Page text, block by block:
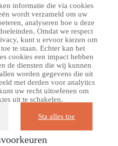
informatie die via cookies
wordt verzameld om uw
analyseren hoe u deze
Omdat we respect
kunt u ervoor kiezen om
te staan. Echter kan het
cookies een impact hebben
de diensten die wij kunnen
worden gegevens die uit
met derden voor analytics
uw recht uitoefenen om
uit te schakelen.
Sta alles toe